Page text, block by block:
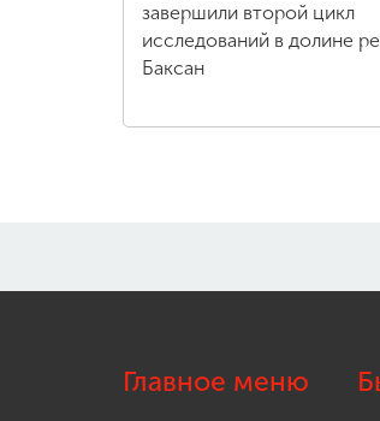
завершили второй цикл
исследований в долине
Баксан
Главное меню